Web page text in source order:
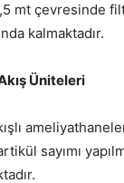
mt çevresinde
kalmaktadır.
Üniteleri
sayımı